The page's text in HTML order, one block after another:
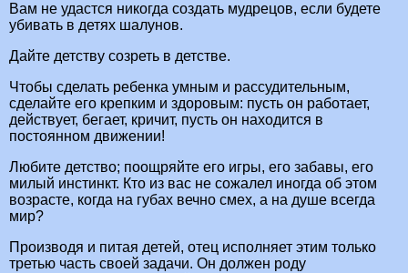
Вам не удастся никогда создать мудрецов, если будете
убивать в детях шалунов.
Дайте детству созреть в детстве.
Чтобы сделать ребенка умным и рассудительным,
сделайте его крепким и здоровым: пусть он работает,
действует, бегает, кричит, пусть он находится в
постоянном движении!
Любите детство; поощряйте его игры, его забавы, его
милый инстинкт. Кто из вас не сожалел иногда об этом
возрасте, когда на губах вечно смех, а на душе всегда
мир?
Производя и питая детей, отец исполняет этим только
третью часть своей задачи. Он должен роду